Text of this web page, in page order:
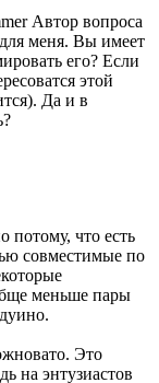
Автор вопроса
меня. Вы имеет
его? Если
этой
Да и в
потому, что есть
совместимые по
меньше пары
Это
на энтузиастов